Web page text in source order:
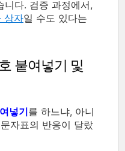
니다. 검증 과정에서,
상자일 수도 있다는
붙여넣기 및
넣기를 하느냐, 아니
자표의 반응이 달랐